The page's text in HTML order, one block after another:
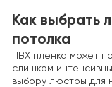
Как выбрать
потолка
ПВХ пленка может
слишком
выбору люстры для